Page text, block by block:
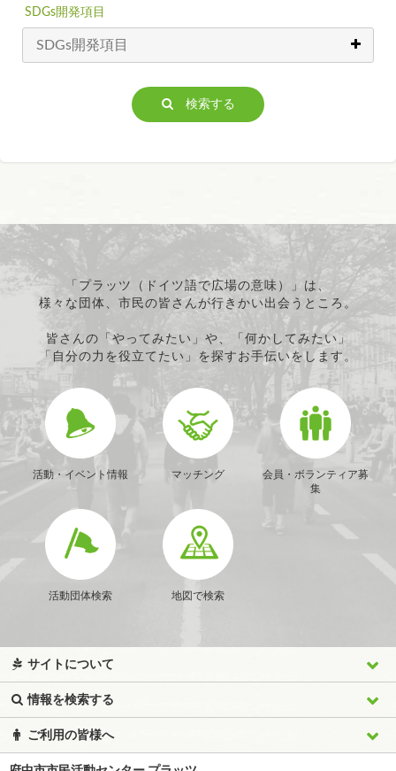
SDGs開発項目
検索する
「プラッツ（ドイツ語で広場の意味）」は、
様々な団体、市民の皆さんが行きかい出会うところ。
皆さんの「やってみたい」や、「何かしてみたい」
「自分の力を役立てたい」を探すお手伝いをします。
活動・イベント情報 マッチング
会員・ボランティア募
集
活動団体検索 地図で検索
サイトについて
情報を検索する
ご利用の皆様へ